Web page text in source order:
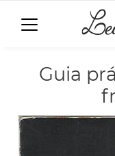
Guia